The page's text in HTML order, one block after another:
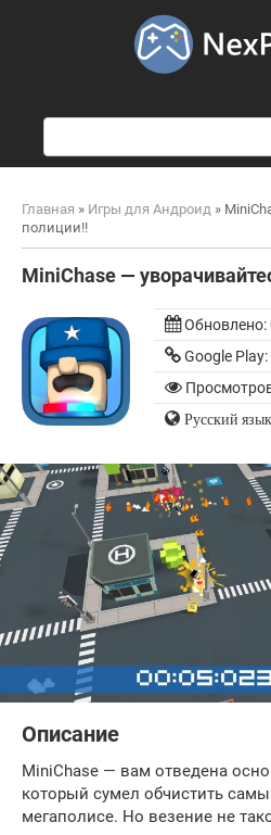
о
и
к
Главная » Игры для Андроид »
полиции!!
MiniChase —
Обновлено:
Google Play:
Русский
Описание
MiniChase — вам отведена
который сумел обчистить
мегаполисе. Но везение не